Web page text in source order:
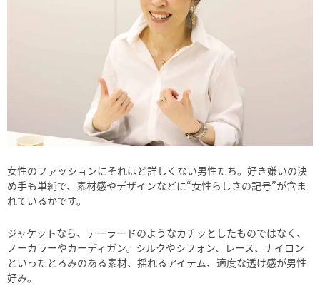
女性のファッションにそれほど詳しくない男性たち。好き嫌いの決
め手も単純で、素材感やデザインなどに“女性らしさの記号”が含ま
れているかです。
ジャケットなら、テーラードのようなカチッとしたものではなく、
ノーカラーやカーディガン。シルクやシフォン、レース、ナイロン
といったとろみのある素材、揺れるアイテム、適度な透け感が男性
好み。